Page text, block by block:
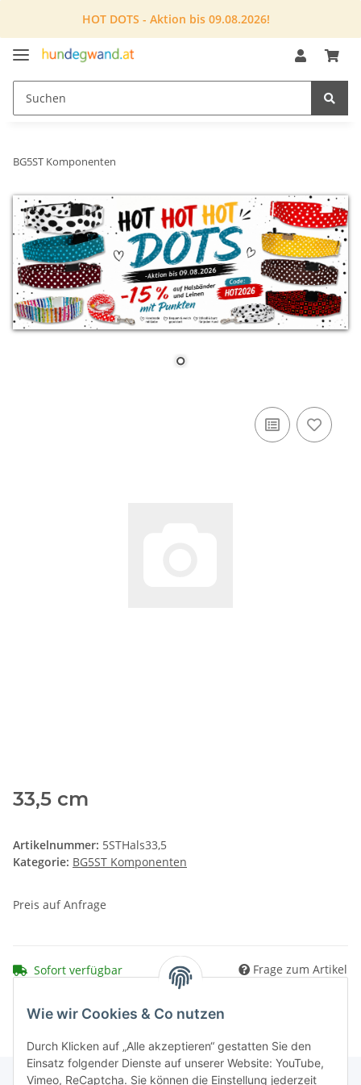
HOT DOTS - Aktion bis 09.08.2026!
BG5ST Komponenten
33,5 cm
Artikelnummer: 5STHals33,5
Kategorie: BG5ST Komponenten
Preis auf Anfrage
Sofort verfügbar Frage zum Artikel
Wie wir Cookies & Co nutzen
Durch Klicken auf „Alle akzeptieren“ gestatten Sie den
Einsatz folgender Dienste auf unserer Website: YouTube,
Vimeo, ReCaptcha. Sie können die Einstellung jederzeit